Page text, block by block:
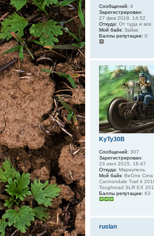
Сообщений: 4
Зарегистрирован:
27 фев 2019, 14:52
Откуда: От туда и все
Мой байк: Зайка
Баллы репутации: 0
KyTy30B
Сообщений: 307
Зарегистрирован:
23 июл 2015, 16:47
Откуда: Мариуполь
Мой байк: BeOne Cera
Cannondale Trail 4
Toughroad SLR EX
Баллы репутации: 63
ruslan